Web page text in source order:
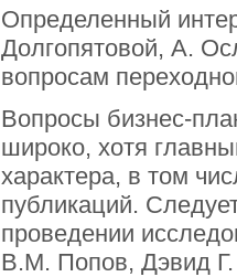
Определенный
Долгопятовой, А.
вопросам
Вопросы бизнес-
широко, хотя
характера, в том
публикаций.
проведении
В.М. Попов, Дэвид